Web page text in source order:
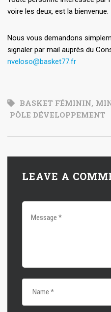
voire les deux, est la bienvenue.
Nous vous demandons
signaler par mail auprès du
nveloso@basket77.fr
BASKET FÉMININ,
PÔLE DÉVELOPPEMENT
LEAVE A